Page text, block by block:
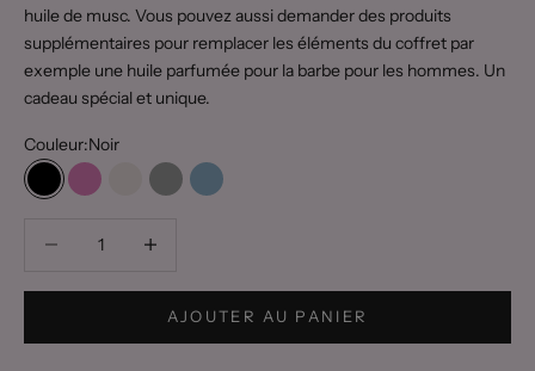
huile de musc. Vous pouvez aussi demander des produits
supplémentaires pour remplacer les éléments du coffret par
exemple une huile parfumée pour la barbe pour les hommes. Un
cadeau spécial et unique.
Couleur:Noir
Noir Rose BeigeGris Bleu
AJOUTER AU PANIER